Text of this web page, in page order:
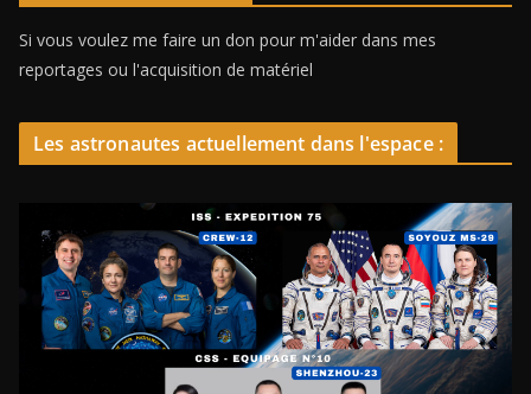
Si vous voulez me faire un don pour m'aider dans mes
reportages ou l'acquisition de matériel
Les astronautes actuellement dans l'espace :